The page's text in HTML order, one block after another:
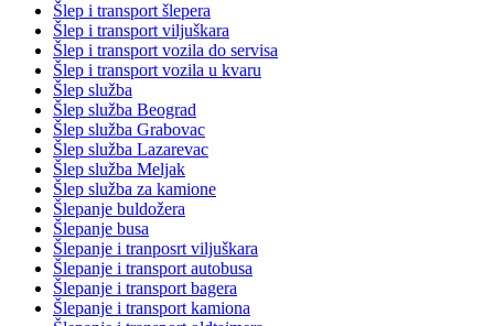
Šlep i transport šlepera
Šlep i transport viljuškara
Šlep i transport vozila do servisa
Šlep i transport vozila u kvaru
Šlep služba
Šlep služba Beograd
Šlep služba Grabovac
Šlep služba Lazarevac
Šlep služba Meljak
Šlep služba za kamione
Šlepanje buldožera
Šlepanje busa
Šlepanje i tranposrt viljuškara
Šlepanje i transport autobusa
Šlepanje i transport bagera
Šlepanje i transport kamiona